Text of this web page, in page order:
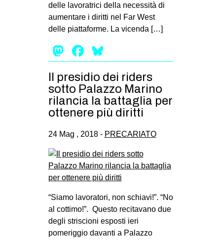
delle lavoratrici della necessità di
aumentare i diritti nel Far West
delle piattaforme. La vicenda […]
Mastodon
Facebook
Il presidio dei riders
sotto Palazzo Marino
rilancia la battaglia per
ottenere più diritti
24 Mag , 2018 - PRECARIATO
“Siamo lavoratori, non schiavi!”. “No
al cottimo!”. Questo recitavano due
degli striscioni esposti ieri
pomeriggio davanti a Palazzo